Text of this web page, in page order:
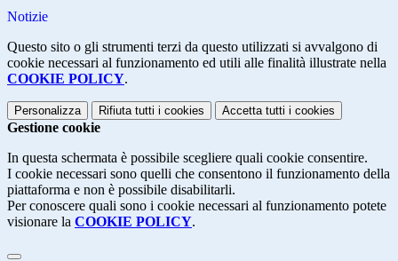
Notizie
Questo sito o gli strumenti terzi da questo utilizzati si avvalgono di
cookie necessari al funzionamento ed utili alle finalità illustrate nella
COOKIE POLICY.
Personalizza Rifiuta tutti i cookies Accetta tutti i cookies
Gestione cookie
In questa schermata è possibile scegliere quali cookie consentire.
I cookie necessari sono quelli che consentono il funzionamento della
piattaforma e non è possibile disabilitarli.
Per conoscere quali sono i cookie necessari al funzionamento potete
visionare la COOKIE POLICY.